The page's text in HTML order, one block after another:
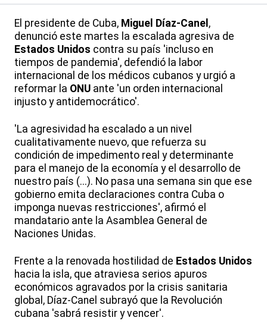
El presidente de Cuba, Miguel Díaz-Canel ,
denunció este martes la escalada agresiva de
Estados Unidos contra su país 'incluso en
tiempos de pandemia', defendió la labor
internacional de los médicos cubanos y urgió a
reformar la ONU ante 'un orden internacional
injusto y antidemocrático'.
'La agresividad ha escalado a un nivel
cualitativamente nuevo, que refuerza su
condición de impedimento real y determinante
para el manejo de la economía y el desarrollo de
nuestro país (...). No pasa una semana sin que ese
gobierno emita declaraciones contra Cuba o
imponga nuevas restricciones', afirmó el
mandatario ante la Asamblea General de
Naciones Unidas.
Frente a la renovada hostilidad de Estados Unidos
hacia la isla, que atraviesa serios apuros
económicos agravados por la crisis sanitaria
global, Díaz-Canel subrayó que la Revolución
cubana 'sabrá resistir y vencer'.